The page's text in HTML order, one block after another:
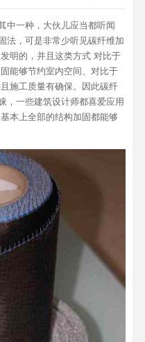
其中一种，大伙儿应当都听闻
法，可是非常少听见碳纤维加
明的，并且这类方式 对比于
能够节约室内空间、对比于
施工质量有确保。因此碳纤
，一些建筑设计师都喜爱应用
本上全部的结构加固都能够